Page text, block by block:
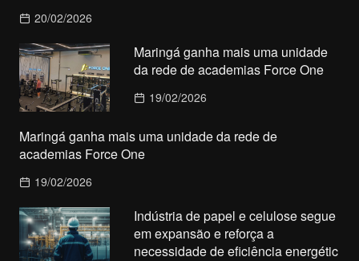
20/02/2026
Maringá ganha mais uma unidade
da rede de academias Force One
19/02/2026
Maringá ganha mais uma unidade da rede de
academias Force One
19/02/2026
Indústria de papel e celulose segue
em expansão e reforça a
necessidade de eficiência energétic